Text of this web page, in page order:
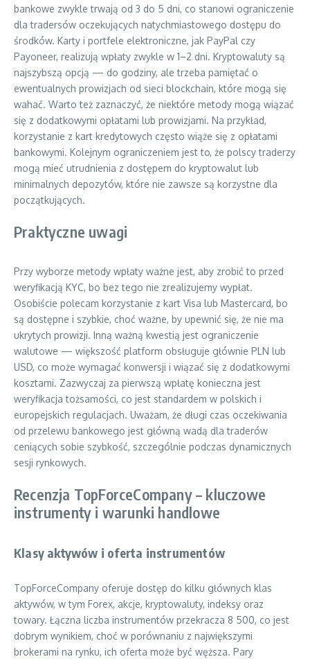
bankowe zwykle trwają od 3 do 5 dni, co stanowi ograniczenie
dla tradersów oczekujących natychmiastowego dostępu do
środków. Karty i portfele elektroniczne, jak PayPal czy
Payoneer, realizują wpłaty zwykle w 1–2 dni. Kryptowaluty są
najszybszą opcją — do godziny, ale trzeba pamiętać o
ewentualnych prowizjach od sieci blockchain, które mogą się
wahać. Warto też zaznaczyć, że niektóre metody mogą wiązać
się z dodatkowymi opłatami lub prowizjami. Na przykład,
korzystanie z kart kredytowych często wiąże się z opłatami
bankowymi. Kolejnym ograniczeniem jest to, że polscy traderzy
mogą mieć utrudnienia z dostępem do kryptowalut lub
minimalnych depozytów, które nie zawsze są korzystne dla
początkujących.
Praktyczne uwagi
Przy wyborze metody wpłaty ważne jest, aby zrobić to przed
weryfikacją KYC, bo bez tego nie zrealizujemy wypłat.
Osobiście polecam korzystanie z kart Visa lub Mastercard, bo
są dostępne i szybkie, choć ważne, by upewnić się, że nie ma
ukrytych prowizji. Inną ważną kwestią jest ograniczenie
walutowe — większość platform obsługuje głównie PLN lub
USD, co może wymagać konwersji i wiązać się z dodatkowymi
kosztami. Zazwyczaj za pierwszą wpłatę konieczna jest
weryfikacja tożsamości, co jest standardem w polskich i
europejskich regulacjach. Uważam, że długi czas oczekiwania
od przelewu bankowego jest główną wadą dla traderów
ceniących sobie szybkość, szczególnie podczas dynamicznych
sesji rynkowych.
Recenzja TopForceCompany – kluczowe
instrumenty i warunki handlowe
Klasy aktywów i oferta instrumentów
TopForceCompany oferuje dostęp do kilku głównych klas
aktywów, w tym Forex, akcje, kryptowaluty, indeksy oraz
towary. Łączna liczba instrumentów przekracza 8 500, co jest
dobrym wynikiem, choć w porównaniu z największymi
brokerami na rynku, ich oferta może być węższa. Pary